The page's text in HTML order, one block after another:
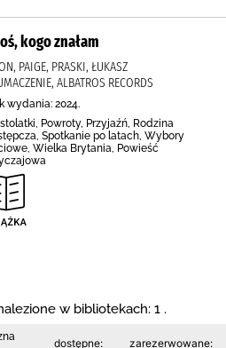
kogo znałam
PAIGE, PRASKI, ŁUKASZ
ALBATROS RECORDS
wydania: 2024.
Powroty, Przyjaźń, Rodzina
Spotkanie po latach, Wybory
Wielka Brytania, Powieść
w bibliotekach: 1 .
dostępne: zarezerwowane: